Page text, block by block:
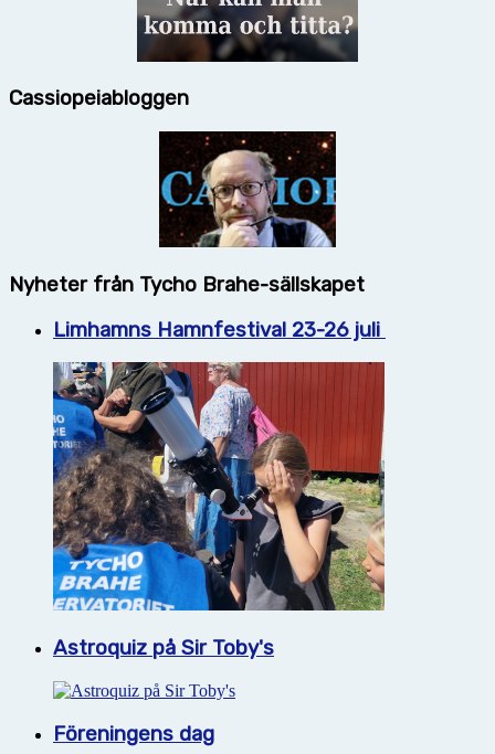
Cassiopeiabloggen
Nyheter från Tycho Brahe-sällskapet
Limhamns Hamnfestival 23-26 juli
Astroquiz på Sir Toby's
Föreningens dag